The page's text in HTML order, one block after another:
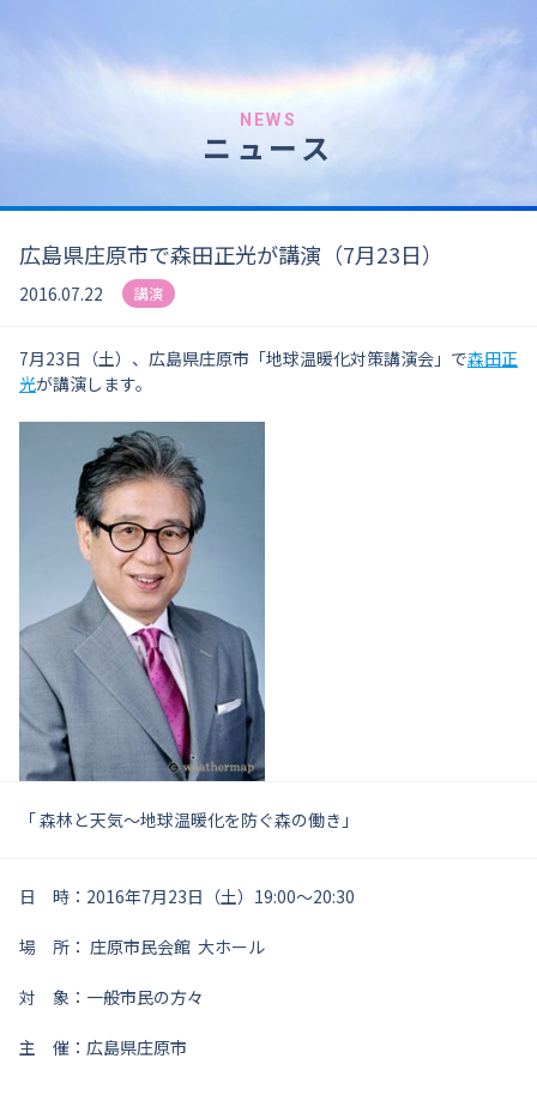
NEWS
ニュース
広島県庄原市で森田正光が講演（7月23日）
2016.07.22 講演
7月23日（土）、広島県庄原市「地球温暖化対策講演会」で森田正
光が講演します。
「 森林と天気～地球温暖化を防ぐ森の働き」
日 時：2016年7月23日（土）19:00～20:30
場 所： 庄原市民会館 大ホール
対 象：一般市民の方々
主 催：広島県庄原市